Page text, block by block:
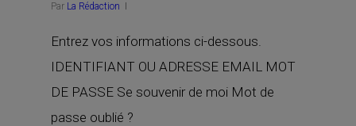
Par La Rédaction
Entrez vos informations ci-dessous.
IDENTIFIANT OU ADRESSE EMAIL MOT
DE PASSE Se souvenir de moi Mot de
passe oublié ?